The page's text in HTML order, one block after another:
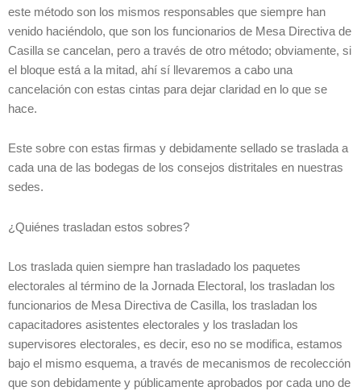
este método son los mismos responsables que siempre han
venido haciéndolo, que son los funcionarios de Mesa Directiva de
Casilla se cancelan, pero a través de otro método; obviamente, si
el bloque está a la mitad, ahí sí llevaremos a cabo una
cancelación con estas cintas para dejar claridad en lo que se
hace.
Este sobre con estas firmas y debidamente sellado se traslada a
cada una de las bodegas de los consejos distritales en nuestras
sedes.
¿Quiénes trasladan estos sobres?
Los traslada quien siempre han trasladado los paquetes
electorales al término de la Jornada Electoral, los trasladan los
funcionarios de Mesa Directiva de Casilla, los trasladan los
capacitadores asistentes electorales y los trasladan los
supervisores electorales, es decir, eso no se modifica, estamos
bajo el mismo esquema, a través de mecanismos de recolección
que son debidamente y públicamente aprobados por cada uno de